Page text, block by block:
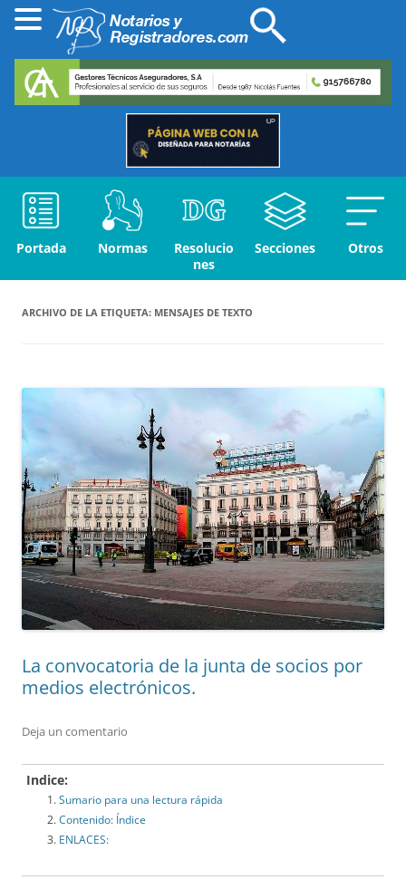
Portada Normas
Resolucio
nes
Secciones Otros
ARCHIVO DE LA ETIQUETA: MENSAJES DE TEXTO
La convocatoria de la junta de socios por
medios electrónicos.
Deja un comentario
Indice:
Sumario para una lectura rápida
Contenido: Índice
ENLACES: